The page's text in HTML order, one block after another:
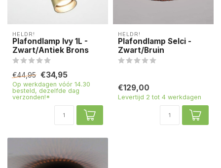
HELDR!
Plafondlamp Ivy 1L -
Zwart/Antiek Brons
€44,95 €34,95
Op werkdagen vóór 14.30
besteld, dezelfde dag
verzonden!*
HELDR!
Plafondlamp Selci -
Zwart/Bruin
€129,00
Levertijd 2 tot 4 werkdagen